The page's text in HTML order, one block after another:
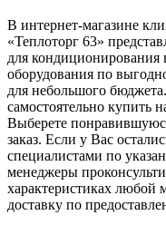
В интернет-магазине
«Теплоторг 63»
для кондиционирования
оборудования по
для небольшого
самостоятельно купить
Выберете
заказ. Если у Вас
специалистами по
менеджеры
характеристиках любой
доставку по